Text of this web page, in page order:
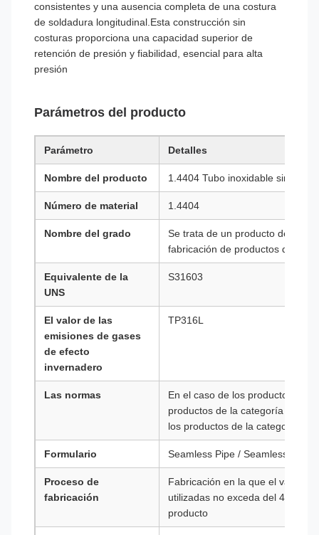
consistentes y una ausencia completa de una costura
de soldadura longitudinal.Esta construcción sin
costuras proporciona una capacidad superior de
retención de presión y fiabilidad, esencial para alta
presión
Parámetros del producto
Parámetro Detalles
Nombre del producto 1.4404 Tubo inoxidable sin
Número de material 1.4404
Nombre del grado
Se trata de un producto de
fabricación de productos
Equivalente de la
UNS
S31603
El valor de las
emisiones de gases
de efecto
invernadero
TP316L
Las normas
En el caso de los productos de
productos de la categoría III
los productos de la categoría III.
Formulario Seamless Pipe / Seamless Tube
Proceso de
fabricación
Fabricación en la que el valor
utilizadas no exceda del 40%
producto